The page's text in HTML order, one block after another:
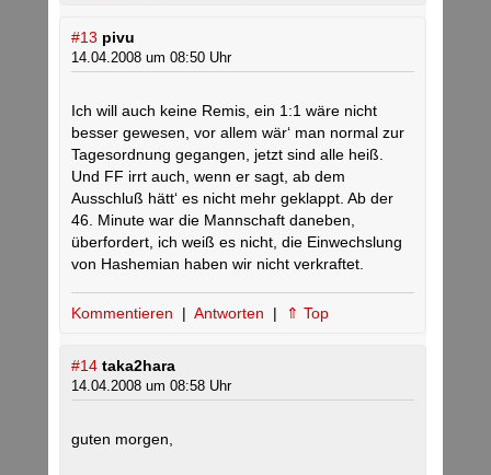
#13 pivu
14.04.2008 um 08:50 Uhr
Ich will auch keine Remis, ein 1:1 wäre nicht
besser gewesen, vor allem wär‘ man normal zur
Tagesordnung gegangen, jetzt sind alle heiß.
Und FF irrt auch, wenn er sagt, ab dem
Ausschluß hätt‘ es nicht mehr geklappt. Ab der
46. Minute war die Mannschaft daneben,
überfordert, ich weiß es nicht, die Einwechslung
von Hashemian haben wir nicht verkraftet.
Kommentieren | Antworten | ⇑ Top
#14 taka2hara
14.04.2008 um 08:58 Uhr
guten morgen,